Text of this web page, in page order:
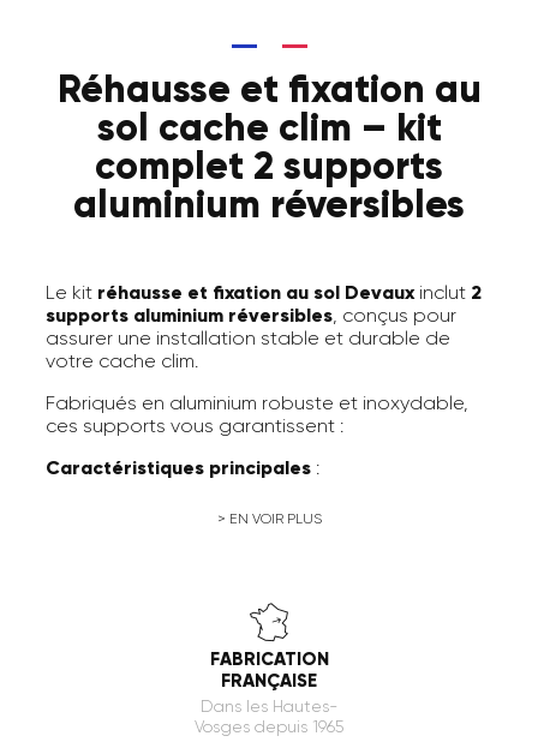
Réhausse et fixation au
sol cache clim – kit
complet 2 supports
aluminium réversibles
Le kit réhausse et fixation au sol Devauxinclut 2
supports aluminium réversibles, conçus pour
assurer une installation stable et durable de
votre cache clim.
Fabriqués en aluminium robuste et inoxydable,
ces supports vous garantissent :
Caractéristiques principales :
Fixation au sol solide et sécurisée grâce
l’écoulement des condensats.
Installation réversible
vers l’intérieur ou vers l’extérieur.
Trous Ø8 mmpour une compatibilité avec
la majorité des systèmes d’ancrage.
> EN VOIR PLUS
FABRICATION
FRANÇAISE
Dans les Hautes-
Vosges depuis 1965